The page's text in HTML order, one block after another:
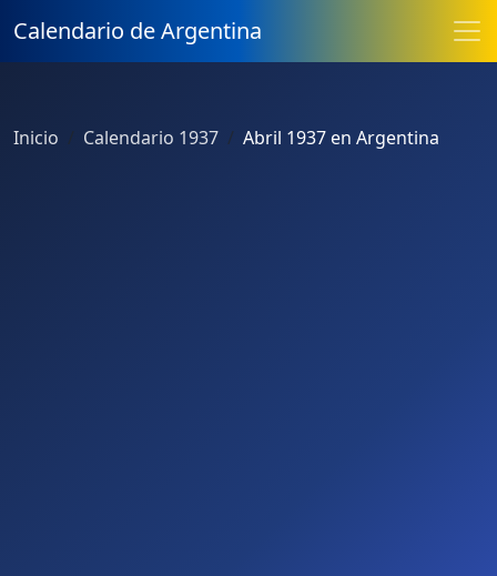
Calendario de Argentina
Inicio Calendario 1937 Abril 1937 en Argentina